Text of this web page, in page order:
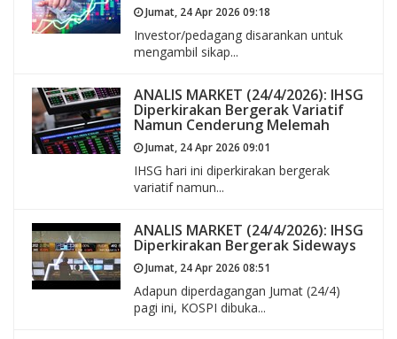
Jumat, 24 Apr 2026 09:18
Investor/pedagang disarankan untuk
mengambil sikap...
ANALIS MARKET (24/4/2026): IHSG
Diperkirakan Bergerak Variatif
Namun Cenderung Melemah
Jumat, 24 Apr 2026 09:01
IHSG hari ini diperkirakan bergerak
variatif namun...
ANALIS MARKET (24/4/2026): IHSG
Diperkirakan Bergerak Sideways
Jumat, 24 Apr 2026 08:51
Adapun diperdagangan Jumat (24/4)
pagi ini, KOSPI dibuka...